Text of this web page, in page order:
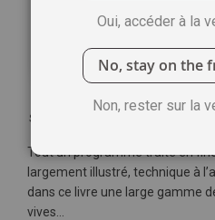
Soyez le premier à commenter ce
Tout un programme traité en
largement illustré, technique à
dans ce livre une large gamme
vives…
Oui, accéder à la
No, stay on the
Non, rester sur la